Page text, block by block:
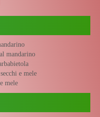
mandarino
e mele
mele